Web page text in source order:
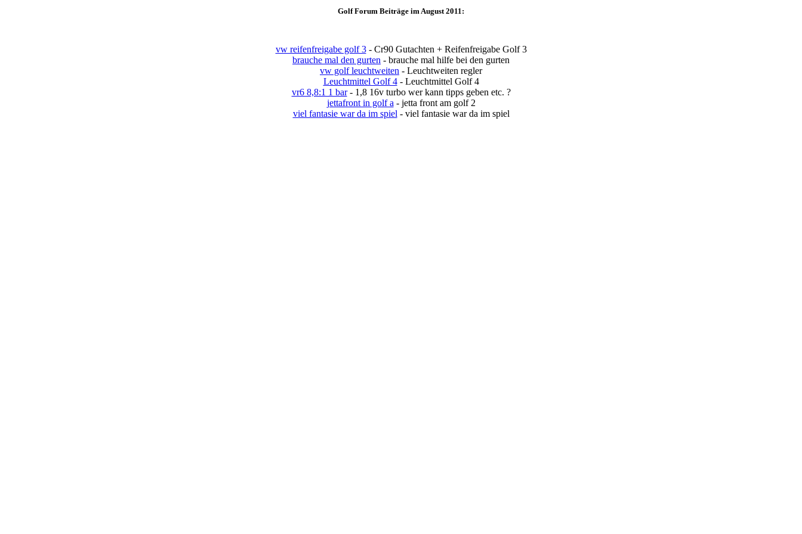
Golf Forum Beiträge im August 2011:
vw reifenfreigabe golf 3- Cr90 Gutachten + Reifenfreigabe Golf 3
brauche mal den gurten - brauche mal hilfe bei den gurten
vw golf leuchtweiten - Leuchtweiten regler
Leuchtmittel Golf 4- Leuchtmittel Golf 4
vr6 8,8:1 1 bar- 1,8 16v turbo wer kann tipps geben etc. ?
jettafront in golf a - jetta front am golf 2
viel fantasie war da im spiel - viel fantasie war da im spiel